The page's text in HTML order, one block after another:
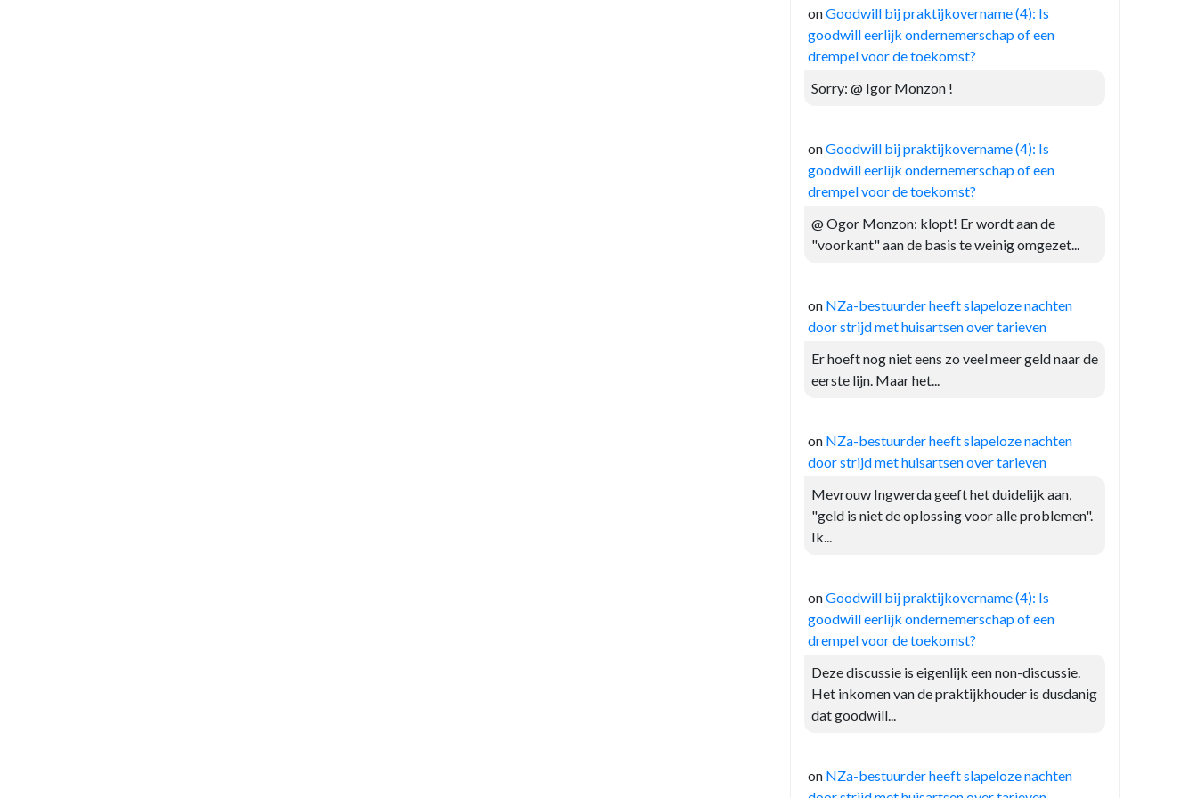
onGoodwill bij praktijkovername (4): Is
goodwill eerlijk ondernemerschap of een
drempel voor de toekomst?
Sorry: @ Igor Monzon !
onGoodwill bij praktijkovername (4): Is
goodwill eerlijk ondernemerschap of een
drempel voor de toekomst?
@ Ogor Monzon: klopt! Er wordt aan de
"voorkant" aan de basis te weinig omgezet...
on NZa-bestuurder heeft slapeloze nachten
door strijd met huisartsen over tarieven
Er hoeft nog niet eens zo veel meer geld naar de
eerste lijn. Maar het...
on NZa-bestuurder heeft slapeloze nachten
door strijd met huisartsen over tarieven
Mevrouw Ingwerda geeft het duidelijk aan,
"geld is niet de oplossing voor alle problemen".
Ik...
onGoodwill bij praktijkovername (4): Is
goodwill eerlijk ondernemerschap of een
drempel voor de toekomst?
Deze discussie is eigenlijk een non-discussie.
Het inkomen van de praktijkhouder is dusdanig
dat goodwill...
on NZa-bestuurder heeft slapeloze nachten